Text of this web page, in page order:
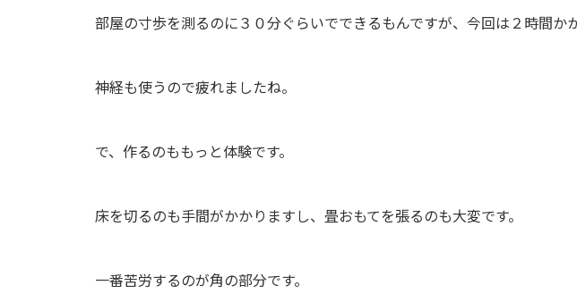
部屋の寸歩を測るのに３０分ぐらいでできるもんですが、今回は２時間か
神経も使うので疲れましたね。
で、作るのももっと体験です。
床を切るのも手間がかかりますし、畳おもてを張るのも大変です。
一番苦労するのが角の部分です。